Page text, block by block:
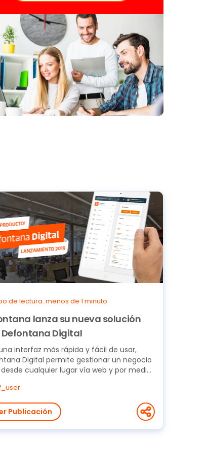
de lectura: menos de 1 minuto
lanza su nueva solución
Defontana Digital
interfaz más rápida y fácil de usar,
Digital permite gestionar un negocio
cualquier lugar vía web y por medio
Publicación